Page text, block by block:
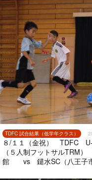
TDFC 試合結果（低学年クラス）
８/１１（金祝） TDFC
（５人制フットサル
館 vs 鑓水SC（八王子市